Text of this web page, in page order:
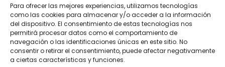
Para ofrecer las mejores experiencias, utilizamos tecnologías
como las cookies para almacenar y/o acceder a la información
del dispositivo. El consentimiento de estas tecnologías nos
permitirá procesar datos como el comportamiento de
navegación o las identificaciones únicas en este sitio. No
consentir o retirar el consentimiento, puede afectar negativamente
a ciertas características y funciones.
investigación social. Se trata de un elemento crucial,
porque sin él careceremos de rigor, pero se trata de
uno más entre otros.
Si la investigación encuentra su ubicación adecuada
al servicio de nuestra misión, esto llevará consigo que